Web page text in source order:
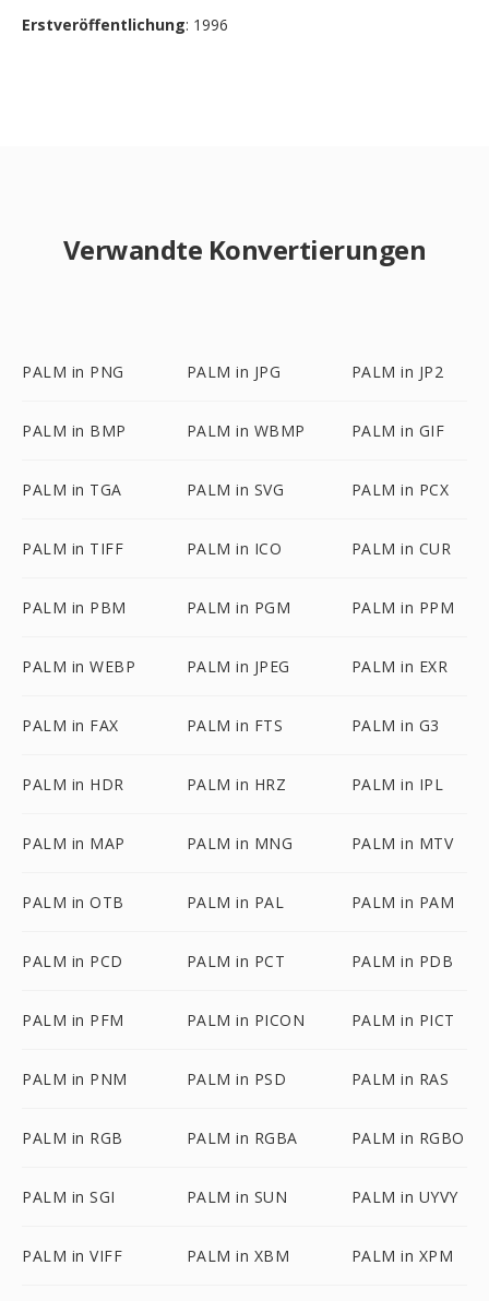
Erstveröffentlichung: 1996
Verwandte Konvertierungen
PALM in PNG PALM in JPG PALM in JP2
PALM in BMP PALM in WBMP PALM in GIF
PALM in TGA PALM in SVG PALM in PCX
PALM in TIFF PALM in ICO PALM in CUR
PALM in PBM PALM in PGM PALM in PPM
PALM in WEBP PALM in JPEG PALM in EXR
PALM in FAX PALM in FTS PALM in G3
PALM in HDR PALM in HRZ PALM in IPL
PALM in MAP PALM in MNG PALM in MTV
PALM in OTB PALM in PAL PALM in PAM
PALM in PCD PALM in PCT PALM in PDB
PALM in PFM PALM in PICON PALM in PICT
PALM in PNM PALM in PSD PALM in RAS
PALM in RGB PALM in RGBA PALM in RGBO
PALM in SGI PALM in SUN PALM in UYVY
PALM in VIFF PALM in XBM PALM in XPM